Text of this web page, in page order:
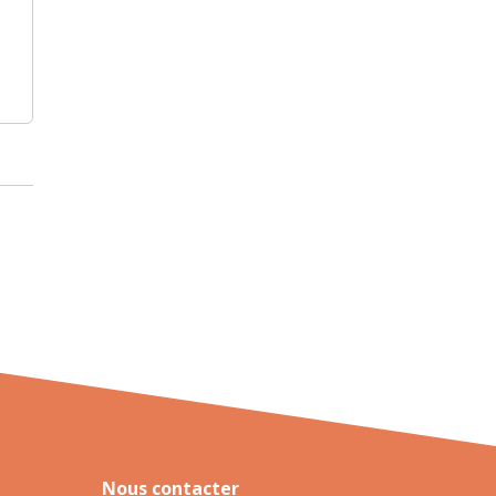
Nous contacter